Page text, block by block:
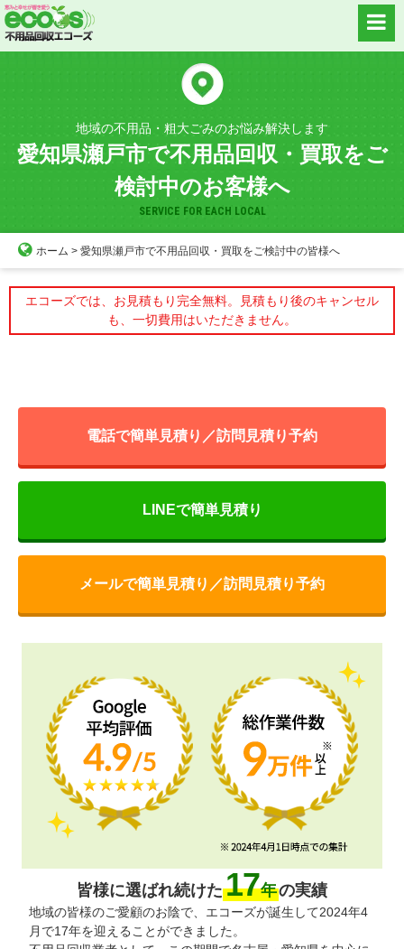
地域の不用品・粗大ごみのお悩み解決します
愛知県瀬戸市で不用品回収・買取をご
検討中のお客様へ
SERVICE FOR EACH LOCAL
ホーム > 愛知県瀬戸市で不用品回収・買取をご検討中の皆様へ
エコーズでは、お見積もり完全無料。見積もり後のキャンセル
も、一切費用はいただきません。
電話で簡単見積り／訪問見積り予約
LINEで簡単見積り
メールで簡単見積り／訪問見積り予約
皆様に選ばれ続けた17年の実績
地域の皆様のご愛顧のお陰で、エコーズが誕生して2024年4
月で17年を迎えることができました。